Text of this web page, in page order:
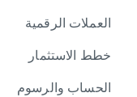
العملات الرقمية
خطط الاستثمار
الحساب والرسوم